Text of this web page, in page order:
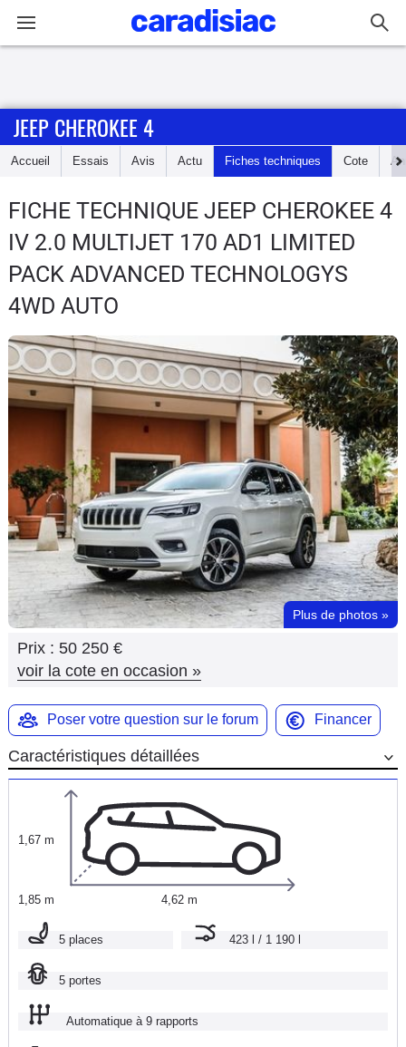
Accueil
Essais
Guide
d'achat
Electriques
Utilitaires
Flottes
Services
Forum
Moto
JEEP CHEROKEE 4
Accueil Essais Avis Actu Fiches techniques Cote
FICHE TECHNIQUE JEEP CHEROKEE 4
IV 2.0 MULTIJET 170 AD1 LIMITED
PACK ADVANCED TECHNOLOGYS
4WD AUTO
Plus de photos »
Prix : 50 250 €
voir la cote en occasion »
Poser votre question sur le forum Financer
Caractéristiques détaillées
1,67 m
1,85 m 4,62 m
5 places 423 l / 1 190 l
5 portes
Automatique à 9 rapports